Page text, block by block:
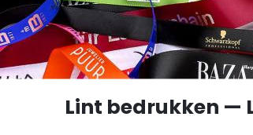
Lint bedrukken —